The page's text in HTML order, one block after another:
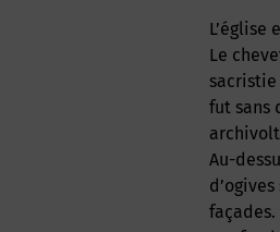
L’église est vendue à la révolution comme bien national et fut restaurée au XIX ème siècle.
Le
fut sans
Au-
façades.